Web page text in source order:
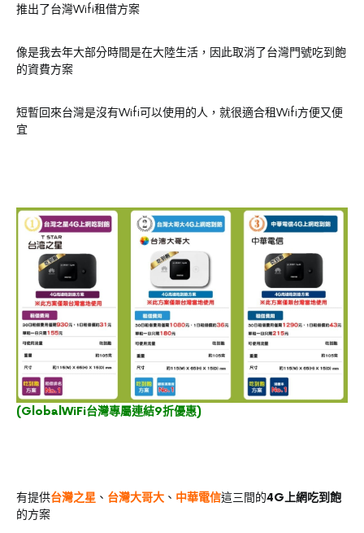
推出了台灣Wifi租借方案
像是我去年大部分時間是在大陸生活，因此取消了台灣門號吃到飽
的資費方案
短暫回來台灣是沒有Wifi可以使用的人，就很適合租Wifi方便又便
宜
(GlobalWiFi台灣專屬連結9折優惠)
有提供台灣之星 、 台灣大哥大 、 中華電信這三間的4G上網吃到飽
的方案